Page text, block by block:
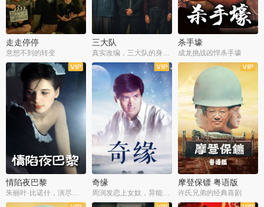
走走停停
意想不到的转变
三大队 杀手壕
成龙挑战凶悍杀手壕
情陷夜巴黎
朱丽叶·比诺什，演尽失爱之痛
奇缘
周润发恋上女奴，异能护体战邪派
摩登保镖 粤语版
许氏兄弟的经典喜剧